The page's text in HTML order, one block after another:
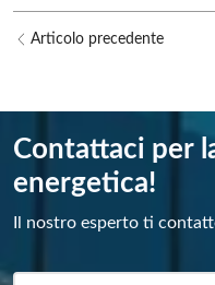
Articolo precedente
Contattaci per
energetica!
Il nostro esperto ti